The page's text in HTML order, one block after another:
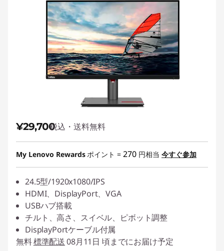
¥29,700税込・送料無料
My Lenovo Rewardsポイント = 270 円相当 今すぐ参加
24.5型/1920x1080/IPS
HDMI、DisplayPort、VGA
USBハブ搭載
チルト、高さ、スイベル、ピボット調整
DisplayPortケーブル付属
無料標準配送08月11日 頃までにお届け予定